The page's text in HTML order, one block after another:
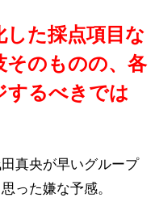
た採点項目な
そのものの、各
するべきでは
真央が早いグループ
った嫌な予感。